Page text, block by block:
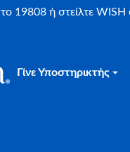
19808 ή στείλτε
Γίνε Υποστηρικτής